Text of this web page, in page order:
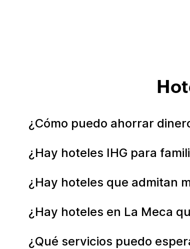
¿Cómo puedo ahorrar
¿Hay hoteles IHG para
¿Hay hoteles que admitan
¿Hay hoteles en La Meca
¿Qué servicios puedo